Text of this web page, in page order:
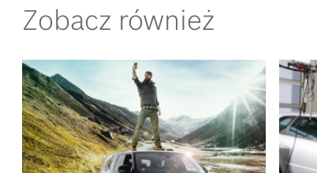
Zobacz również